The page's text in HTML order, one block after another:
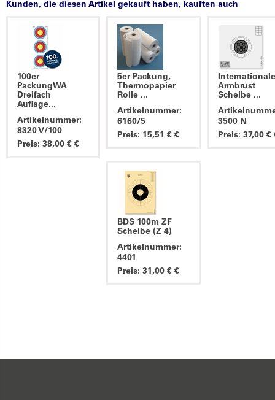
Kunden, die diesen Artikel gekauft haben, kauften auch
100er
PackungWA
Dreifach
Auflage...
Artikelnummer:
8320 V/100
Preis: 38,00 € €
5er Packung,
Thermopapier
Rolle ...
Artikelnummer:
6160/5
Preis: 15,51 € €
Internationale
Armbrust
Scheibe ...
3500 N
Preis: 37,00 €
BDS 100m ZF
Scheibe (Z 4)
Artikelnummer:
4401
Preis: 31,00 € €